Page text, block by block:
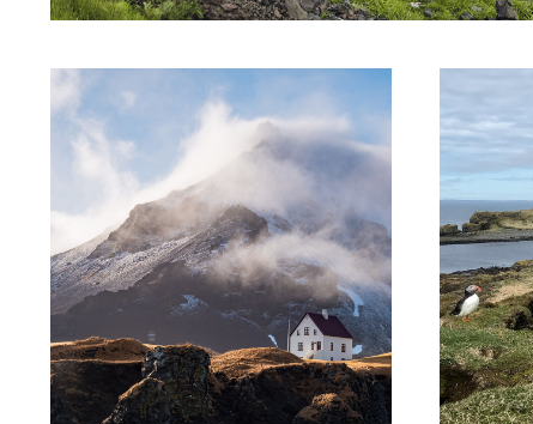
© Michalis Palis/stock adobe